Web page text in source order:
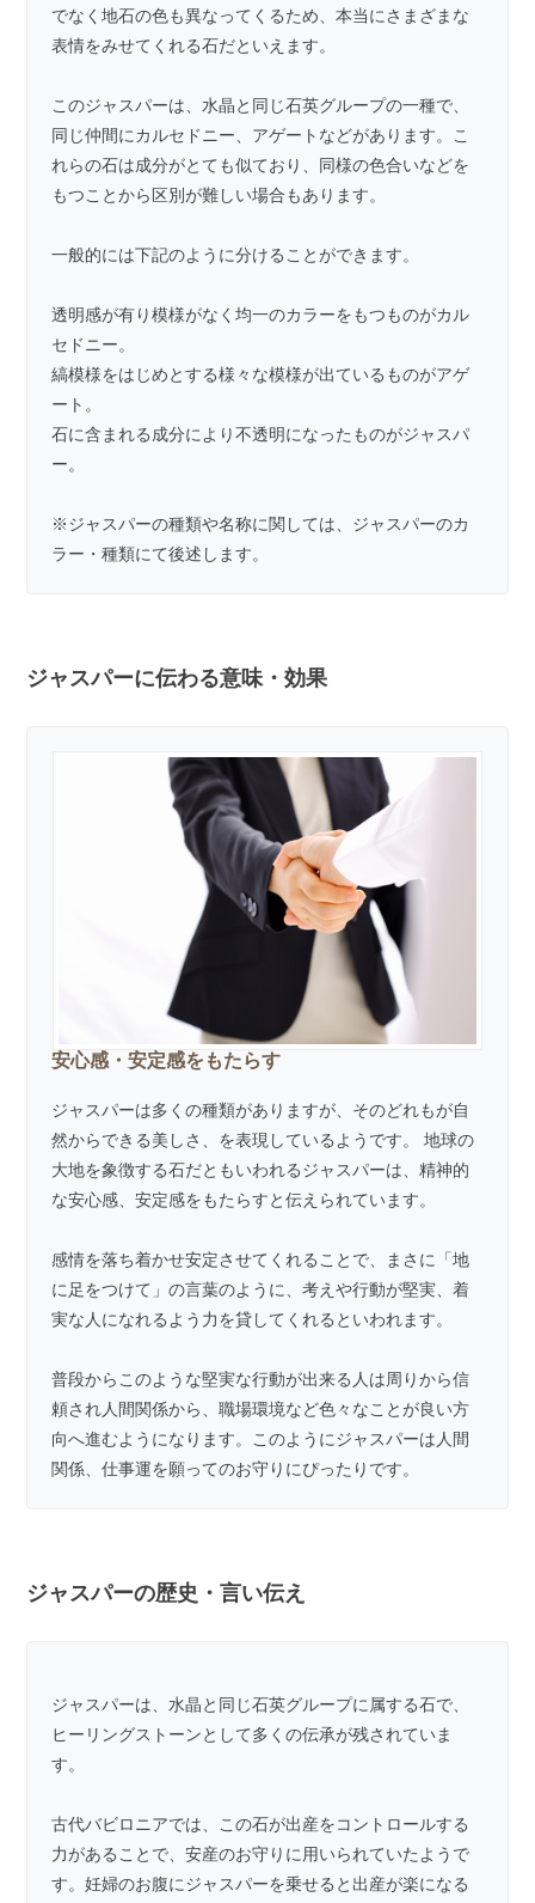
でなく地石の色も異なってくるため、本当にさまざまな
表情をみせてくれる石だといえます。
このジャスパーは、水晶と同じ石英グループの一種で、
同じ仲間にカルセドニー アゲート などがあります。こ
れらの石は成分がとても似ており、同様の色合いなどを
もつことから区別が難しい場合もあります。
一般的には下記のように分けることができます。
透明感が有り模様がなく均一のカラーをもつものがカル
セドニー。
縞模様をはじめとする様々な模様が出ているものがアゲ
ート。
石に含まれる成分により不透明になったものがジャスパ
ー。
※ジャスパーの種類や名称に関しては、 ジャスパーのカ
ラー・種類にて後述します。
ジャスパーに伝わる意味・効果
安心感・安定感をもたらす
ジャスパーは多くの種類がありますが、そのどれもが自
然からできる美しさ、を表現しているようです。 地球の
大地を象徴する石だともいわれるジャスパーは、精神的
な安心感、安定感をもたらすと伝えられています。
感情を落ち着かせ安定させてくれることで、まさに「地
に足をつけて」の言葉のように、考えや行動が堅実、着
実な人になれるよう力を貸してくれるといわれます。
普段からこのような堅実な行動が出来る人は周りから信
頼され人間関係から、職場環境など色々なことが良い方
向へ進むようになります。このようにジャスパーは人間
関係、仕事運を願ってのお守りにぴったりです。
ジャスパーの歴史・言い伝え
ジャスパーは、水晶と同じ石英グループに属する石で、
ヒーリングストーンとして多くの伝承が残されていま
す。
古代バビロニアでは、この石が出産をコントロールする
力があることで、安産のお守りに用いられていたようで
す。妊婦のお腹にジャスパーを乗せると出産が楽になる